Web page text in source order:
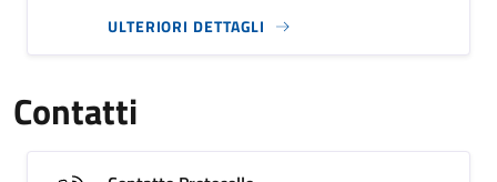
ULTERIORI DETTAGLI
Contatti